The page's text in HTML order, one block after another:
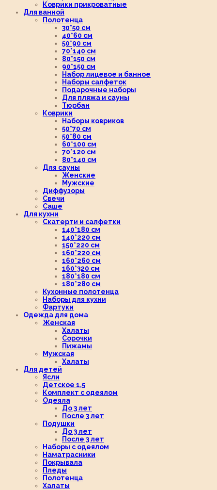
Коврики прикроватные
Для ванной
Полотенца
30*50 см
40*60 см
50*90 см
70*140 см
80*150 см
90*150 см
Набор лицевое и банное
Наборы салфеток
Подарочные наборы
Для пляжа и сауны
Тюрбан
Коврики
Наборы ковриков
50*70 см
50*80 см
60*100 см
70*120 см
80*140 см
Для сауны
Женские
Мужские
Диффузоры
Свечи
Саше
Для кухни
Скатерти и салфетки
140*180 см
140*220 см
150*220 см
160*220 см
160*260 см
160*320 см
180*180 см
180*280 см
Кухонные полотенца
Наборы для кухни
Фартуки
Одежда для дома
Женская
Халаты
Сорочки
Пижамы
Мужская
Халаты
Для детей
Ясли
Детское 1,5
Комплект с одеялом
Одеяла
До 3 лет
После 3 лет
Подушки
До 3 лет
После 3 лет
Наборы с одеялом
Наматрасники
Покрывала
Пледы
Полотенца
Халаты